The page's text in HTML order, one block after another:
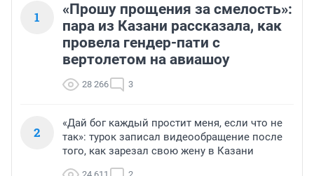
1
«Прошу прощения за смелость»:
пара из Казани рассказала, как
провела гендер-пати с
вертолетом на авиашоу
28 266 3
2
«Дай бог каждый простит меня, если что не
так»: турок записал видеообращение после
того, как зарезал свою жену в Казани